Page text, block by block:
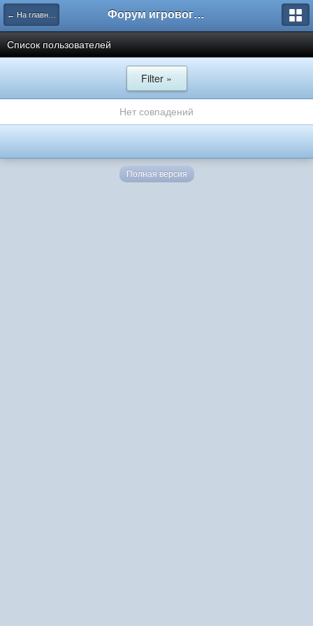
← На главную Форум игрового проекта Riverrise
Список пользователей
Filter »
Нет совпадений
Полная версия